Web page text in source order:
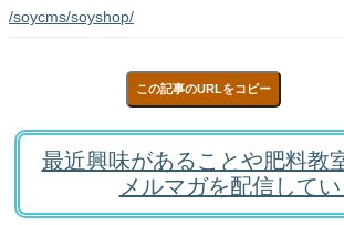
/soycms/soyshop/
この記事のURLをコピー
最近興味があることや肥料教
メルマガを配信して